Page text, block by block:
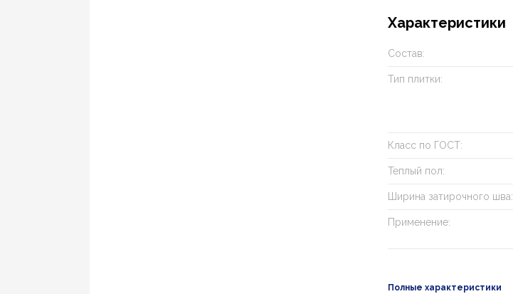
Характеристики
Состав:
Тип плитки:
Класс по ГОСТ:
Теплый пол:
Ширина затирочного шва:
Применение:
Полные характеристики